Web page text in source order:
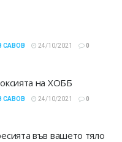
САВОВ 24/10/2021 0
на ХОББ
САВОВ 24/10/2021 0
във вашето тяло